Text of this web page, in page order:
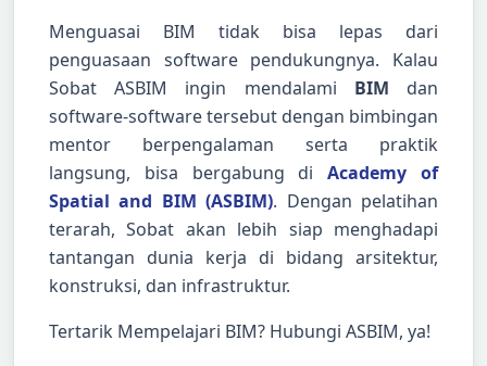
Menguasai BIM tidak bisa lepas dari
penguasaan software pendukungnya. Kalau
Sobat ASBIM ingin mendalami BIM dan
software-software tersebut dengan bimbingan
mentor berpengalaman serta praktik
langsung, bisa bergabung diAcademy of
Spatial and BIM (ASBIM). Dengan pelatihan
terarah, Sobat akan lebih siap menghadapi
tantangan dunia kerja di bidang arsitektur,
konstruksi, dan infrastruktur.
Tertarik Mempelajari BIM? Hubungi ASBIM, ya!